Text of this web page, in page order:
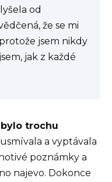
od
že se mi
jsem nikdy
jak z každé
trochu
a vyptávala
poznámky a
najevo. Dokonce